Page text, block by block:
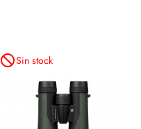
not_interestedSin stock